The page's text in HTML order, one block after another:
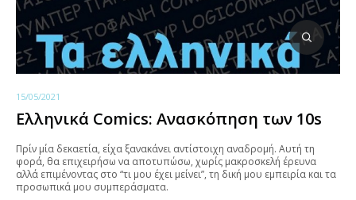
15/05/2021
Ελληνικά Comics: Ανασκόπηση των 10s
Πρίν μία δεκαετία, είχα ξανακάνει αντίστοιχη αναδρομή. Αυτή τη
φορά, θα επιχειρήσω να αποτυπώσω, χωρίς μακροσκελή έρευνα
αλλά επιμένοντας στο “τι μου έχει μείνει”, τη δική μου εμπειρία και τα
προσωπικά μου συμπεράσματα.